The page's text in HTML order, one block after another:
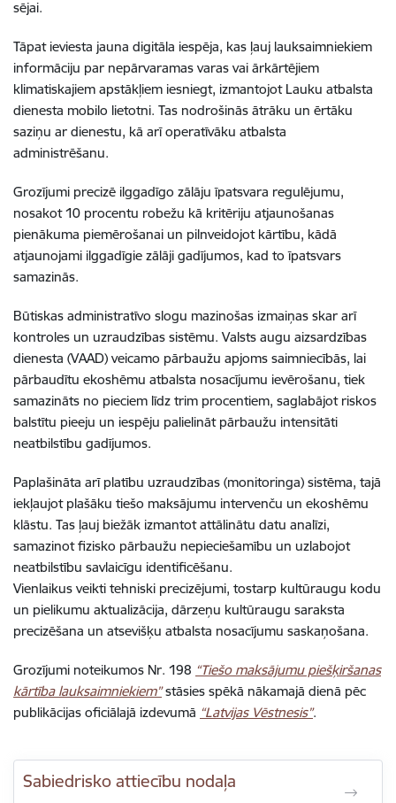
sējai.
Tāpat ieviesta jauna digitāla iespēja, kas ļauj lauksaimniekiem
informāciju par nepārvaramas varas vai ārkārtējiem
klimatiskajiem apstākļiem iesniegt, izmantojot Lauku atbalsta
dienesta mobilo lietotni. Tas nodrošinās ātrāku un ērtāku
saziņu ar dienestu, kā arī operatīvāku atbalsta
administrēšanu.
Grozījumi precizē ilggadīgo zālāju īpatsvara regulējumu,
nosakot 10 procentu robežu kā kritēriju atjaunošanas
pienākuma piemērošanai un pilnveidojot kārtību, kādā
atjaunojami ilggadīgie zālāji gadījumos, kad to īpatsvars
samazinās.
Būtiskas administratīvo slogu mazinošas izmaiņas skar arī
kontroles un uzraudzības sistēmu. Valsts augu aizsardzības
dienesta (VAAD) veicamo pārbaužu apjoms saimniecībās, lai
pārbaudītu ekoshēmu atbalsta nosacījumu ievērošanu, tiek
samazināts no pieciem līdz trim procentiem, saglabājot riskos
balstītu pieeju un iespēju palielināt pārbaužu intensitāti
neatbilstību gadījumos.
Paplašināta arī platību uzraudzības (monitoringa) sistēma, tajā
iekļaujot plašāku tiešo maksājumu intervenču un ekoshēmu
klāstu. Tas ļauj biežāk izmantot attālinātu datu analīzi,
samazinot fizisko pārbaužu nepieciešamību un uzlabojot
neatbilstību savlaicīgu identificēšanu.
Vienlaikus veikti tehniski precizējumi, tostarp kultūraugu kodu
un pielikumu aktualizācija, dārzeņu kultūraugu saraksta
precizēšana un atsevišķu atbalsta nosacījumu saskaņošana.
Grozījumi noteikumos Nr. 198 “Tiešo maksājumu piešķiršanas
kārtība lauksaimniekiem” stāsies spēkā nākamajā dienā pēc
publikācijas oficiālajā izdevumā “Latvijas Vēstnesis”.
Sabiedrisko attiecību nodaļa